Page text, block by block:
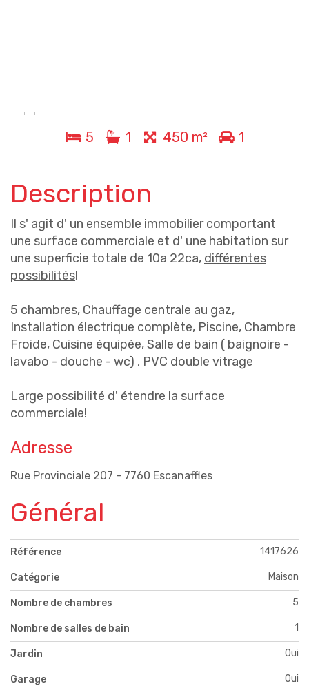
5 1 450 m² 1
Description
Il s' agit d' un ensemble immobilier comportant
une surface commerciale et d' une habitation sur
une superficie totale de 10a 22ca, différentes
possibilités!
5 chambres, Chauffage centrale au gaz,
Installation électrique complète, Piscine, Chambre
Froide, Cuisine équipée, Salle de bain ( baignoire -
lavabo - douche - wc) , PVC double vitrage
Large possibilité d' étendre la surface
commerciale!
Adresse
Rue Provinciale 207 - 7760 Escanaffles
Général
Référence 1417626
Catégorie Maison
Nombre de chambres 5
Nombre de salles de bain 1
Jardin Oui
Garage Oui